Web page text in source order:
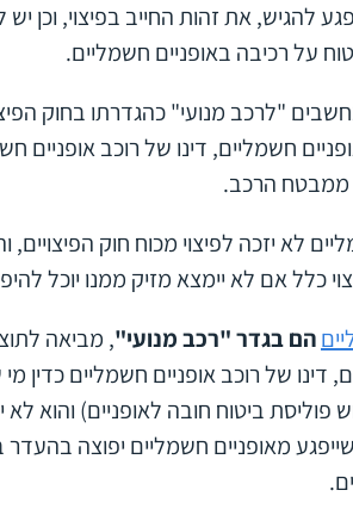
להגיש, את זהות החייב בפיצוי, וכן
על רכיבה באופניים חשמליים.
"לרכב מנועי" כהגדרתו בחוק
חשמליים, דינו של רוכב אופניים
ממבטח הרכב.
לא יזכה לפיצוי מכוח חוק הפיצויים,
כלל אם לא יימצא מזיק ממנו יוכל
הם בגדר "רכב מנועי", מביאה
, דינו של רוכב אופניים חשמליים כדין
פוליסת ביטוח חובה לאופניים) והוא לא
שייפגע מאופניים חשמליים יפוצה בהעדר